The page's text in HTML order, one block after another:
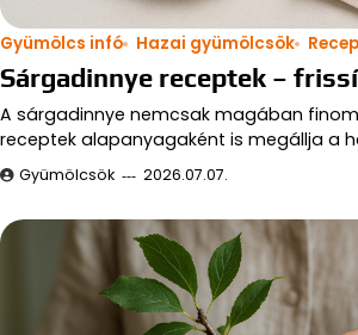
Gyümölcs infó Hazai gyümölcsök
Sárgadinnye receptek –
A sárgadinnye nemcsak magában
receptek alapanyagaként is megállja a
Gyümölcsök 2026.07.07.